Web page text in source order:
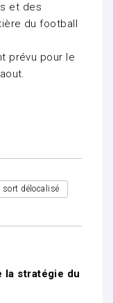
et des
du football
prévu pour le
sort délocalisé
la stratégie du